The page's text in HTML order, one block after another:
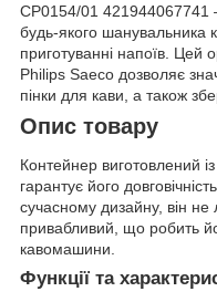
CP0154/01 421944067741
будь-якого шанувальника
приготуванні напоїв. Цей
Philips Saeco дозволяє
пінки для кави, а також
Опис товару
Контейнер виготовлений
гарантує його
сучасному дизайну, він
привабливий, що робить
кавомашини.
Функції та